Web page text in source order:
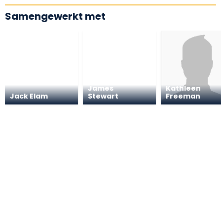
Samengewerkt met
Jack Elam
James
Stewart
Kathleen
Freeman